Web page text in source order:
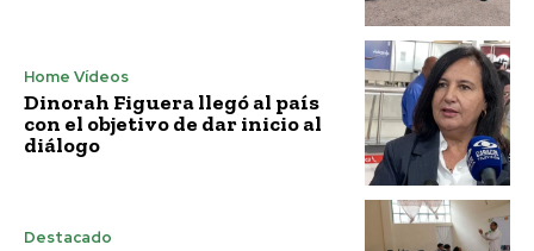
Home Vídeos
Dinorah Figuera llegó al país
con el objetivo de dar inicio al
diálogo
Destacado